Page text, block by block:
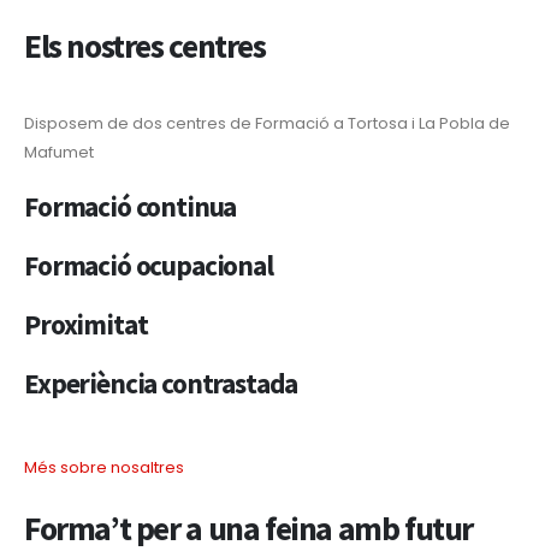
Els nostres centres
Disposem de dos centres de Formació a Tortosa i La Pobla de
Mafumet
Formació continua
Formació ocupacional
Proximitat
Experiència contrastada
Més sobre nosaltres
Forma’t per a una feina amb futur